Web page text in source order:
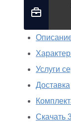
Услуги
Доставка
Скачать